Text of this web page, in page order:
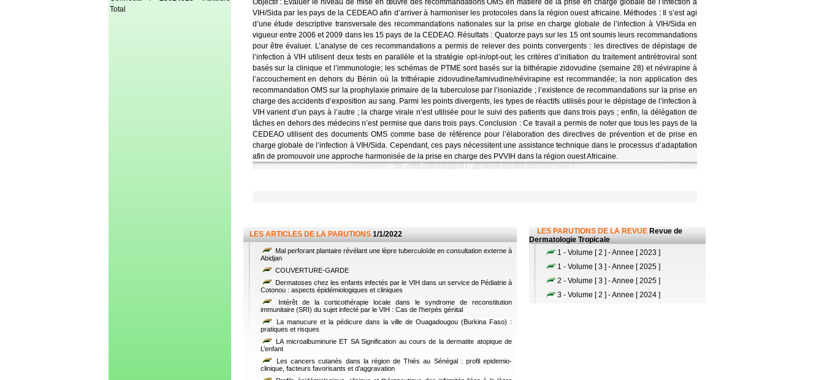
Total
Objectif : Evaluer le niveau de mise en œuvre des recommandations OMS en matière de la prise en charge globale de l’infection à
VIH/Sida par les pays de la CEDEAO afin d’arriver à harmoniser les protocoles dans la région ouest africaine. Méthodes : Il s’est agi
d’une étude descriptive transversale des recommandations nationales sur la prise en charge globale de l’infection à VIH/Sida en
vigueur entre 2006 et 2009 dans les 15 pays de la CEDEAO. Résultats : Quatorze pays sur les 15 ont soumis leurs recommandations
pour être évaluer. L’analyse de ces recommandations a permis de relever des points convergents : les directives de dépistage de
l’infection à VIH utilisent deux tests en parallèle et la stratégie opt-in/opt-out; les critères d’initiation du traitement antirétroviral sont
basés sur la clinique et l’immunologie; les schémas de PTME sont basés sur la bithérapie zidovudine (semaine 28) et névirapine à
l’accouchement en dehors du Bénin où la trithérapie zidovudine/lamivudine/névirapine est recommandée; la non application des
recommandation OMS sur la prophylaxie primaire de la tuberculose par l’isoniazide ; l’existence de recommandations sur la prise en
charge des accidents d’exposition au sang. Parmi les points divergents, les types de réactifs utilisés pour le dépistage de l’infection à
VIH varient d’un pays à l’autre ; la charge virale n’est utilisée pour le suivi des patients que dans trois pays ; enfin, la délégation de
tâches en dehors des médecins n’est permise que dans trois pays. Conclusion : Ce travail a permis de noter que tous les pays de la
CEDEAO utilisent des documents OMS comme base de référence pour l’élaboration des directives de prévention et de prise en
charge globale de l’infection à VIH/Sida. Cependant, ces pays nécessitent une assistance technique dans le processus d’adaptation
afin de promouvoir une approche harmonisée de la prise en charge des PVVIH dans la région ouest Africaine.
LES ARTICLES DE LA PARUTIONS 1/1/2022
Mal perforant plantaire révélant une lèpre tuberculoïde en consultation externe à
Abidjan
COUVERTURE-GARDE
Dermatoses chez les enfants infectés par le VIH dans un service de Pédiatrie à
Cotonou : aspects épidémiologiques et cliniques
Intérêt de la corticothérapie locale dans le syndrome de reconstitution
immunitaire (SRI) du sujet infecté par le VIH : Cas de l’herpès génital
La manucure et la pédicure dans la ville de Ouagadougou (Burkina Faso) :
pratiques et risques
LA microalbuminurie ET SA Signification au cours de la dermatite atopique de
L’enfant
Les cancers cutanés dans la région de Thiès au Sénégal : profil epidemio-
clinique, facteurs favorisants et d’aggravation
LES PARUTIONS DE LA REVUE Revue de
Dermatologie Tropicale
1 - Volume [ 2 ] - Annee [ 2023 ]
1 - Volume [ 3 ] - Annee [ 2025 ]
2 - Volume [ 3 ] - Annee [ 2025 ]
3 - Volume [ 2 ] - Annee [ 2024 ]